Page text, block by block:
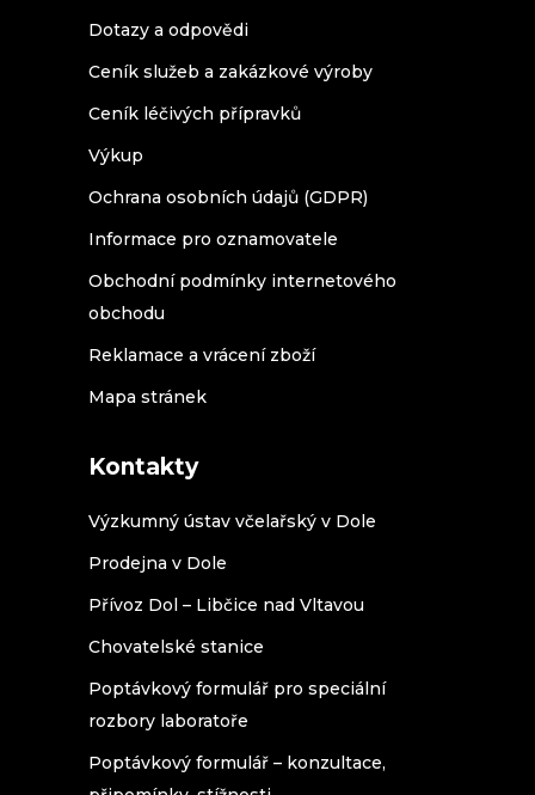
Dotazy a odpovědi
Ceník služeb a zakázkové výroby
Ceník léčivých přípravků
Výkup
Ochrana osobních údajů (GDPR)
Informace pro oznamovatele
Obchodní podmínky internetového
obchodu
Reklamace a vrácení zboží
Mapa stránek
Kontakty
Výzkumný ústav včelařský v Dole
Prodejna v Dole
Přívoz Dol – Libčice nad Vltavou
Chovatelské stanice
Poptávkový formulář pro speciální
rozbory laboratoře
Poptávkový formulář – konzultace,